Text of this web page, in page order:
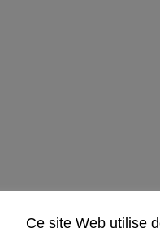
Ce site Web utilise